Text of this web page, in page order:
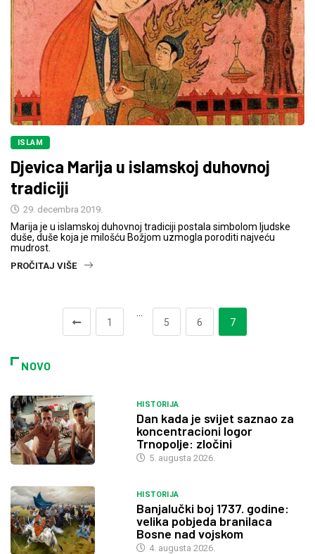
ISLAM
Djevica Marija u islamskoj duhovnoj
tradiciji
29. decembra 2019.
Marija je u islamskoj duhovnoj tradiciji postala simbolom ljudske
duše, duše koja je milošću Božjom uzmogla poroditi najveću
mudrost.
PROČITAJ VIŠE
1
5
6 7
NOVO
HISTORIJA
Dan kada je svijet saznao za
koncentracioni logor
Trnopolje: zločini
5. augusta 2026.
HISTORIJA
Banjalučki boj 1737. godine:
velika pobjeda branilaca
Bosne nad vojskom
4. augusta 2026.